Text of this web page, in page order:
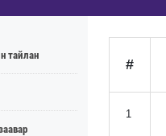
тайлан
#
1